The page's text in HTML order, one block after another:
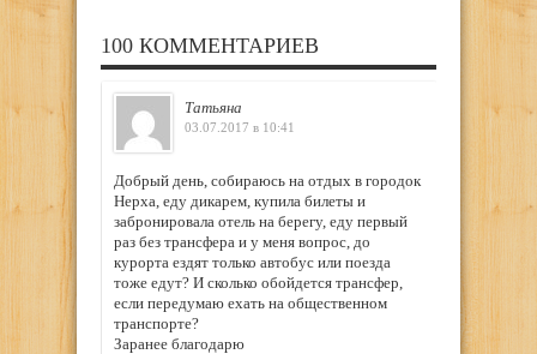
100 КОММЕНТАРИЕВ
Татьяна
03.07.2017 в 10:41
Добрый день, собираюсь на отдых в городок
Нерха, еду дикарем, купила билеты и
забронировала отель на берегу, еду первый
раз без трансфера и у меня вопрос, до
курорта ездят только автобус или поезда
тоже едут? И сколько обойдется трансфер,
если передумаю ехать на общественном
транспорте?
Заранее благодарю